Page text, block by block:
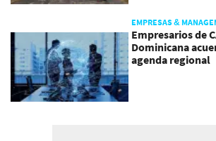
EMPRESAS &
Empresarios de
Dominicana
agenda regional